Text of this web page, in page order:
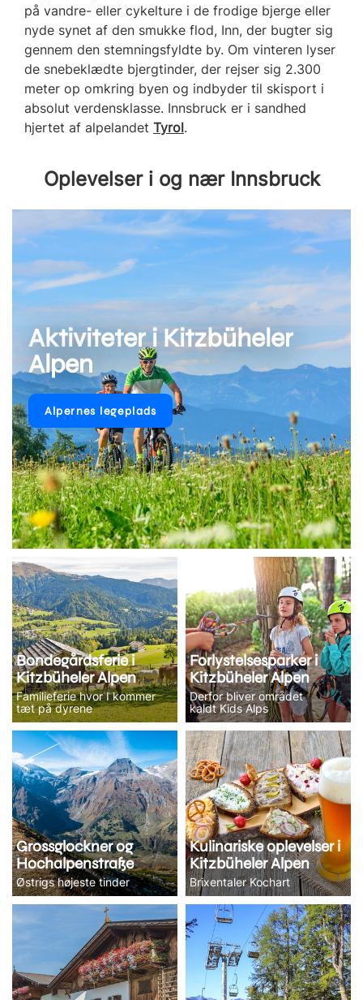
på vandre- eller cykelture i de frodige bjerge eller
nyde synet af den smukke flod, Inn, der bugter sig
gennem den stemningsfyldte by. Om vinteren lyser
de snebeklædte bjergtinder, der rejser sig 2.300
meter op omkring byen og indbyder til skisport i
absolut verdensklasse. Innsbruck er i sandhed
hjertet af alpelandet Tyrol.
Oplevelser i og nær Innsbruck
Aktiviteter i Kitzbüheler
Alpen
Alpernes legeplads
Bondegårdsferie i
Kitzbüheler Alpen
Familieferie hvor I kommer
tæt på dyrene
Forlystelsesparker i
Kitzbüheler Alpen
Derfor bliver området
kaldt Kids Alps
Grossglockner og
Hochalpenstraße
Østrigs højeste tinder
Kulinariske oplevelser i
Kitzbüheler Alpen
Brixentaler Kochart